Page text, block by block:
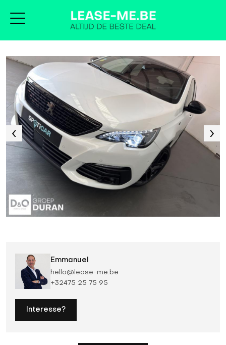
Emmanuel
hello@lease-me.be
+32475 25 75 95
Interesse?